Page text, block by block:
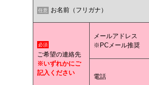
任意 お名前（フリガナ）
必須
ご希望の連絡先
※いずれかにご
記入ください
メールアドレス
※PCメール推奨
電話